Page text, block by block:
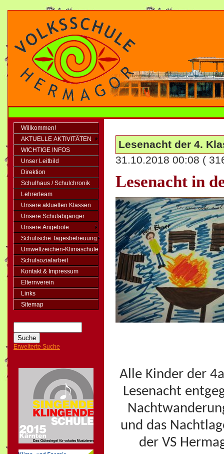
Willkommen!
AKTUELLE AKTIVITÄTEN
WICHTIGE INFOS
Unser Leitbild
Direktion
Schulhaus / Schulchronik
Lehrerteam
Unsere aktuellen Klassen
Unsere Schulabgänger
Unsere Angebote
Schulische Tagesbetreuung
Umweltzeichen-Klimaschule
Schulsozialarbeit
Kontakt & Impressum
Elternverein
Links
Sitemap
Erweiterte Suche
Lesenacht der 4.
31.10.2018 00:08 (
Lesenacht in
Alle Kinder der
Lesenacht
und das
der VS